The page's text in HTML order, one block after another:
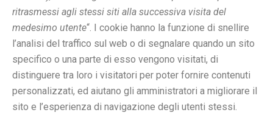
ritrasmessi agli stessi siti alla successiva visita del
medesimo utente“. I cookie hanno la funzione di snellire
l’analisi del traffico sul web o di segnalare quando un sito
specifico o una parte di esso vengono visitati, di
distinguere tra loro i visitatori per poter fornire contenuti
personalizzati, ed aiutano gli amministratori a migliorare il
sito e l’esperienza di navigazione degli utenti stessi.